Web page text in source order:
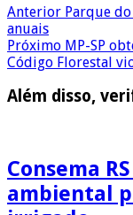
Anterior Parque
anuais
Próximo MP-SP
Código Florestal
Além disso,
Consema
ambiental